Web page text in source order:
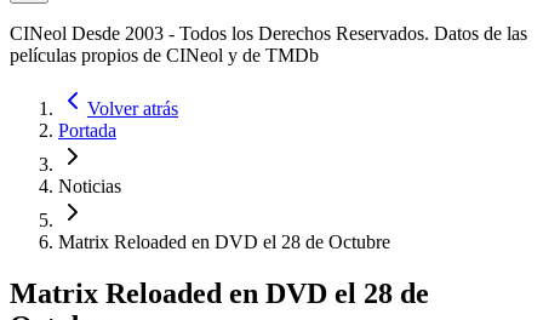
CINeol Desde 2003 - Todos los Derechos Reservados. Datos de las
películas propios de CINeol y de TMDb
Volver atrás
Portada
Noticias
Matrix Reloaded en DVD el 28 de Octubre
Matrix Reloaded en DVD el 28 de